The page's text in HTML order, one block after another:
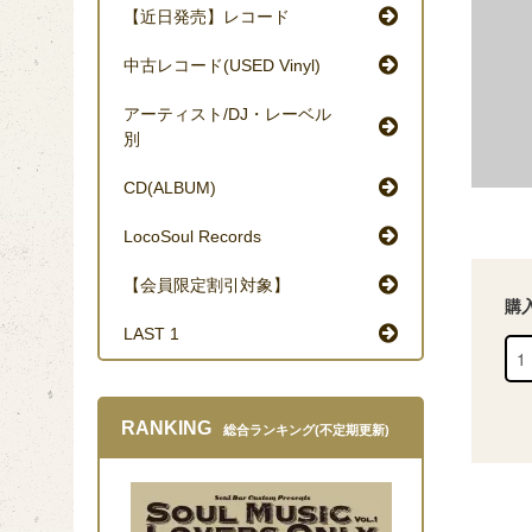
購
【近日発売】レコード
中古レコード(USED Vinyl)
アーティスト/DJ・レーベル
別
CD(ALBUM)
LocoSoul Records
【会員限定割引対象】
LAST 1
RANKING 総合ランキング(不定期更新)